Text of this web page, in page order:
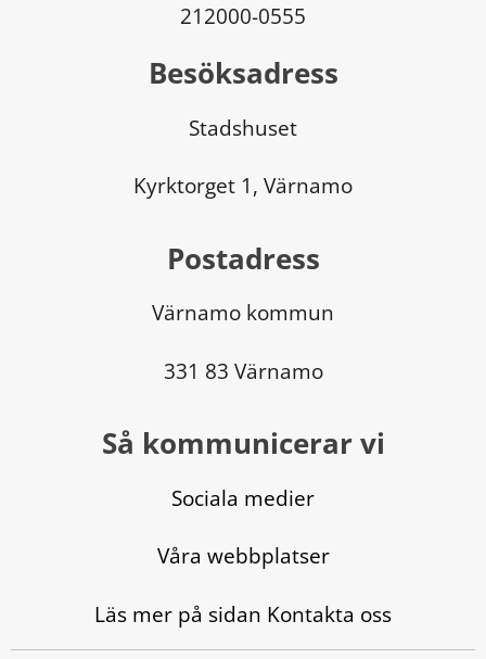
212000-0555
Besöksadress
Stadshuset
Kyrktorget 1, Värnamo
Postadress
Värnamo kommun
331 83 Värnamo
Så kommunicerar vi
Sociala medier
Våra webbplatser
Läs mer på sidan Kontakta oss